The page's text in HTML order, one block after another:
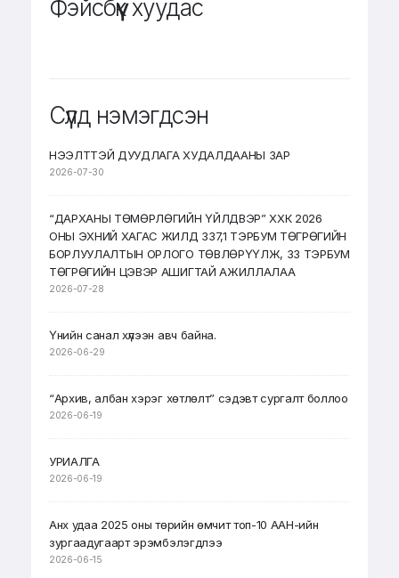
Фэйсбүүк хуудас
Сүүлд нэмэгдсэн
НЭЭЛТТЭЙ ДУУДЛАГА ХУДАЛДААНЫ ЗАР
2026-07-30
“ДАРХАНЫ ТӨМӨРЛӨГИЙН ҮЙЛДВЭР” ХХК 2026
ОНЫ ЭХНИЙ ХАГАС ЖИЛД 337,1 ТЭРБУМ ТӨГРӨГИЙН
БОРЛУУЛАЛТЫН ОРЛОГО ТӨВЛӨРҮҮЛЖ, 33 ТЭРБУМ
ТӨГРӨГИЙН ЦЭВЭР АШИГТАЙ АЖИЛЛАЛАА
2026-07-28
Үнийн санал хүлээн авч байна.
2026-06-29
“Архив, албан хэрэг хөтлөлт” сэдэвт сургалт боллоо
2026-06-19
УРИАЛГА
2026-06-19
Анх удаа 2025 оны төрийн өмчит топ-10 ААН-ийн
зургаадугаарт эрэмбэлэгдлээ
2026-06-15